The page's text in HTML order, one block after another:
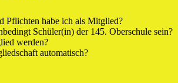
Pflichten habe ich als Mitglied?
Schüler(in) der 145. Oberschule sein?
werden?
automatisch?